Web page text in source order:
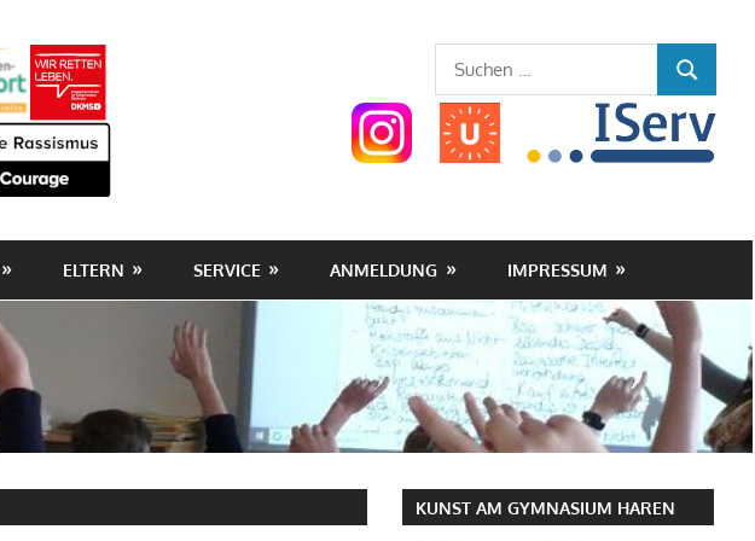
Gymnasium
Haren
(Ems)
Suchen
nach:
SUCHEN
ELTERN SERVICE ANMELDUNG IMPRESSUM
KUNST AM GYMNASIUM HAREN